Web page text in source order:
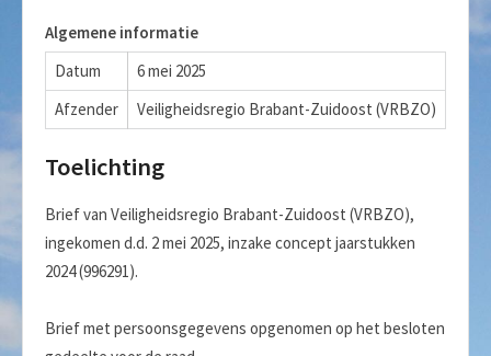
Algemene informatie
Datum
6 mei 2025
Afzender
Veiligheidsregio Brabant-Zuidoost (VRBZO)
Toelichting
Brief van Veiligheidsregio Brabant-Zuidoost (VRBZO),
ingekomen d.d. 2 mei 2025, inzake concept jaarstukken
2024 (996291).
Brief met persoonsgegevens opgenomen op het besloten